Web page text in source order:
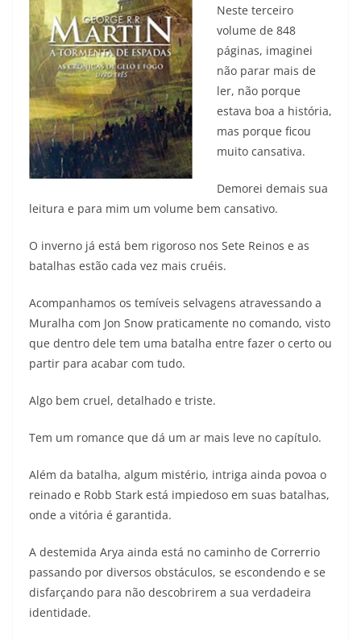
Neste terceiro
volume de 848
páginas, imaginei
não parar mais de
ler, não porque
estava boa a história,
mas porque ficou
muito cansativa.
Demorei demais sua
leitura e para mim um volume bem cansativo.
O inverno já está bem rigoroso nos Sete Reinos e as
batalhas estão cada vez mais cruéis.
Acompanhamos os temíveis selvagens atravessando a
Muralha com Jon Snow praticamente no comando, visto
que dentro dele tem uma batalha entre fazer o certo ou
partir para acabar com tudo.
Algo bem cruel, detalhado e triste.
Tem um romance que dá um ar mais leve no capítulo.
Além da batalha, algum mistério, intriga ainda povoa o
reinado e Robb Stark está impiedoso em suas batalhas,
onde a vitória é garantida.
A destemida Arya ainda está no caminho de Correrrio
passando por diversos obstáculos, se escondendo e se
disfarçando para não descobrirem a sua verdadeira
identidade.